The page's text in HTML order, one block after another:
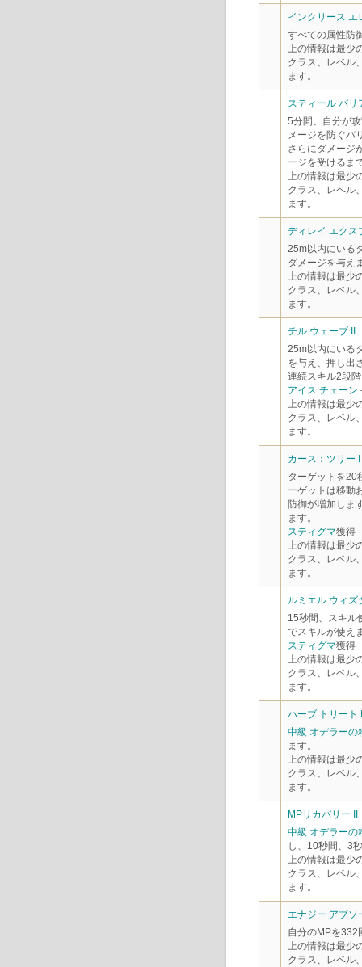
インクリース エ
すべての属性防
上の情報は最少
クラス、レベル
ます。
スティール バリ
5分間、自分が
メージを防ぐバ
さらにダメージ
ージを受けるま
上の情報は最少
クラス、レベル
ます。
ディレイ エクス
25m以内にいる
ダメージを与え
上の情報は最少
クラス、レベル
ます。
チル ウェーブ II
25m以内にいる
を与え、押し出
連続スキル2段階
アイス チェーン
上の情報は最少
クラス、レベル
ます。
カース：ツリー I
ターゲットを20
ーゲットは移動
防御が増加しま
ます。
スティグマ獲得
上の情報は最少
クラス、レベル
ます。
ルミエル ウィズ
15秒間、スキル
でスキルが使え
スティグマ獲得
上の情報は最少
クラス、レベル
ます。
ハーブ トリート
中級 オデラーの
ます。
上の情報は最少
クラス、レベル
ます。
MPリカバリー II
中級 オデラーの
し、10秒間、3
上の情報は最少
クラス、レベル
ます。
エナジー アブソ
自分のMPを332
上の情報は最少
クラス、レベル